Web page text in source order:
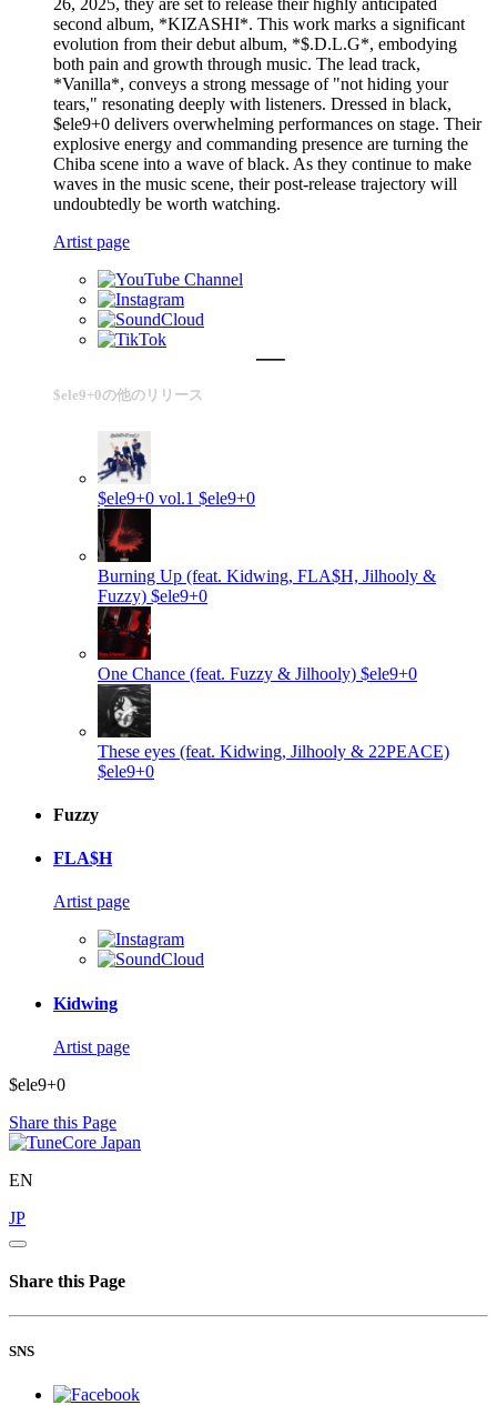
26, 2025, they are set to release their highly anticipated
second album, *KIZASHI*. This work marks a significant
evolution from their debut album, *$.D.L.G*, embodying
both pain and growth through music. The lead track,
*Vanilla*, conveys a strong message of "not hiding your
tears," resonating deeply with listeners. Dressed in black,
$ele9+0 delivers overwhelming performances on stage. Their
explosive energy and commanding presence are turning the
Chiba scene into a wave of black. As they continue to make
waves in the music scene, their post-release trajectory will
undoubtedly be worth watching.
Artist page
$ele9+0の他のリリース
$ele9+0 vol.1 $ele9+0
Burning Up (feat. Kidwing, FLA$H, Jilhooly &
Fuzzy) $ele9+0
One Chance (feat. Fuzzy & Jilhooly) $ele9+0
These eyes (feat. Kidwing, Jilhooly & 22PEACE)
$ele9+0
Fuzzy
FLA$H
Artist page
Kidwing
Artist page
$ele9+0
Share this Page
EN
JP
Share this Page
SNS